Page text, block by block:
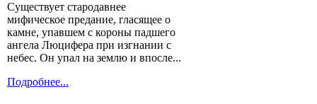
Существует стародавнее
мифическое предание, гласящее о
камне, упавшем с короны падшего
ангела Люцифера при изгнании с
небес. Он упал на землю и впосле...
Подробнее...